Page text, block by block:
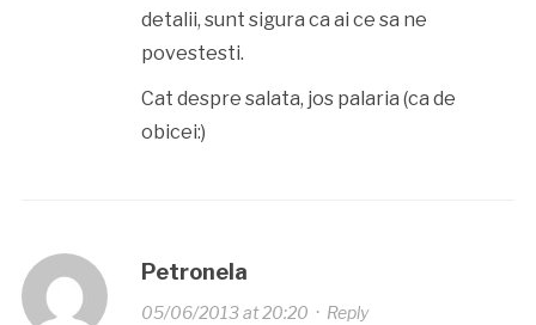
detalii, sunt sigura ca ai ce sa ne
povestesti.
Cat despre salata, jos palaria (ca de
obicei:)
Petronela
05/06/2013 at 20:20 · Reply